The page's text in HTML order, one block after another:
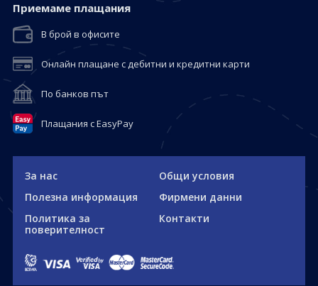
Приемaме плащания
В брой в офисите
Онлайн плащане с дебитни и кредитни карти
По банков път
Плащания с EasyPay
За нас
Общи условия
Полезна информация
Фирмени данни
Политика за
поверителност
Контакти